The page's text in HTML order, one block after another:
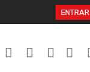
ENTRAR